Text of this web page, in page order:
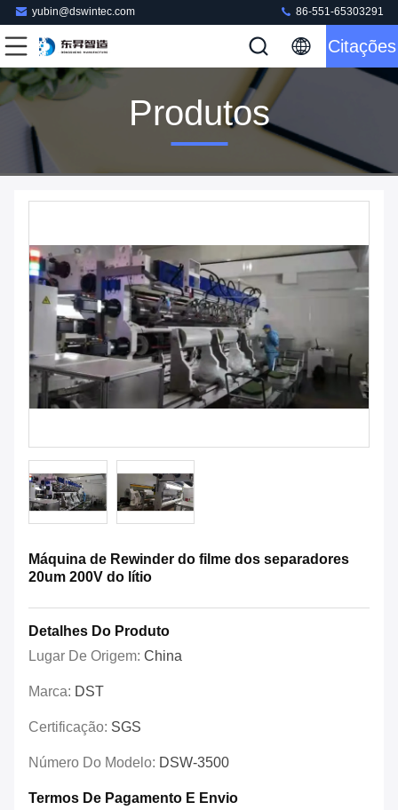
yubin@dswintec.com 86-551-65303291
Citações
Produtos
Máquina de Rewinder do filme dos separadores
20um 200V do lítio
Detalhes Do Produto
Lugar De Origem: China
Marca: DST
Certificação: SGS
Número Do Modelo: DSW-3500
Termos De Pagamento E Envio